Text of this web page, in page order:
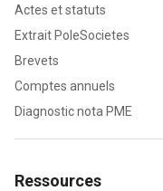
Actes et statuts
Extrait PoleSocietes
Brevets
Comptes annuels
Diagnostic nota PME
Ressources